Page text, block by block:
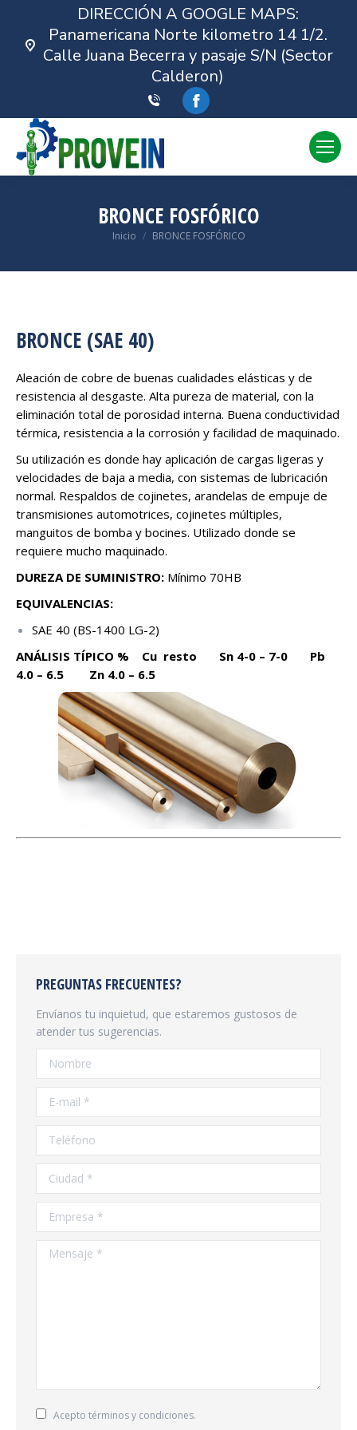
DIRECCIÓN A GOOGLE MAPS:
Panamericana Norte kilometro 14 1/2.
Calle Juana Becerra y pasaje S/N (Sector
Calderon)
Facebook
BRONCE FOSFÓRICO
Estás aquí:
Inicio BRONCE FOSFÓRICO
BRONCE (SAE 40)
Aleación de cobre de buenas cualidades elásticas y de
resistencia al desgaste. Alta pureza de material, con la
eliminación total de porosidad interna. Buena conductividad
térmica, resistencia a la corrosión y facilidad de maquinado.
Su utilización es donde hay aplicación de cargas ligeras y
velocidades de baja a media, con sistemas de lubricación
normal. Respaldos de cojinetes, arandelas de empuje de
transmisiones automotrices, cojinetes múltiples,
manguitos de bomba y bocines. Utilizado donde se
requiere mucho maquinado.
DUREZA DE SUMINISTRO: Mínimo 70HB
EQUIVALENCIAS:
SAE 40 (BS-1400 LG-2)
ANÁLISIS TÍPICO % Cu resto Sn 4-0 – 7-0 Pb
4.0 – 6.5 Zn 4.0 – 6.5
PREGUNTAS FRECUENTES?
Envíanos tu inquietud, que estaremos gustosos de
atender tus sugerencias.
Nombre
E-mail *
Teléfono
Ciudad *
Empresa *
Mensaje *
Acepto términos y condiciones.